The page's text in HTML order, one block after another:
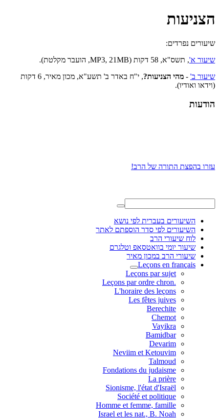
הצניעות
שיעורים נפרדים:
שיעור א', תשס"א, 58 דקות (MP3, 21MB, הועבר מקלטת).
שיעור ב' - מהי הצניעות?
, י"ח באדר ב' תשע"א, מכון מאיר, 6 דקות
(וידאו ואודיו).
הודעות
עזרו בהפצת התורה של הרב!
השיעורים בעברית לפי נושא
השיעורים לפי סדר הוספתם לאתר
לוח שיעורי הרב
שיעור יומי בוואטסאפ וטלגרם
שיעורי הרב במכון מאיר
Leçons en français
Leçons par sujet
.Leçons par ordre chron
L'horaire des leçons
Les fêtes juives
Berechite
Chemot
Vayikra
Bamidbar
Devarim
Neviim et Ketouvim
Talmoud
Fondations du judaisme
La prière
Sionisme, l'état d'Israël
Société et politique
Homme et femme, famille
Israel et les nat., B. Noah